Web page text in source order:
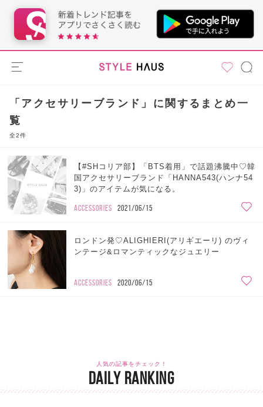
「アクセサリーブランド」に関するまとめ一
覧
全2件
【#SHコリア部】「BTS着用」で話題沸騰中♡韓
国アクセサリーブランド「HANNA543(ハンナ54
3)」のアイテムが気になる。
ACCESSORIES 2021/06/15
ロンドン発♡ALIGHIERI(アリギエーリ) のヴィ
ンテージ&ロマンティックなジュエリー
ACCESSORIES 2020/06/15
人気の記事をチェック！
DAILY RANKING